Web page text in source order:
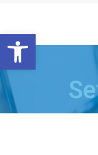
Barra de Ferramentas Aberta